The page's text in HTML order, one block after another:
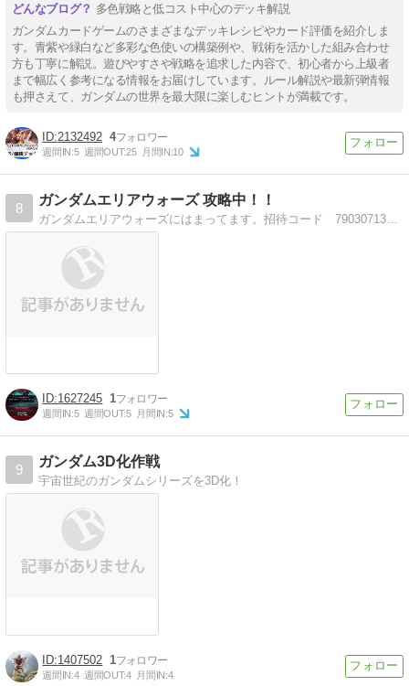
多色戦略と低コスト中心のデッキ解説
ガンダムカードゲームのさまざまなデッキレシピやカード評価を紹介しま
す。青紫や緑白など多彩な色使いの構築例や、戦術を活かした組み合わせ
方も丁寧に解説。遊びやすさや戦略を追求した内容で、初心者から上級者
まで幅広く参考になる情報をお届けしています。ルール解説や最新弾情報
も押さえて、ガンダムの世界を最大限に楽しむヒントが満載です。
2132492 4
週間IN:5 週間OUT:25 月間IN:10
8
ガンダムエリアウォーズ 攻略中！！
ガンダムエリアウォーズにはまってます。招待コード 790307130657 よかったら使ってください。
1627245 1
週間IN:5 週間OUT:5 月間IN:5
9
ガンダム3D化作戦
宇宙世紀のガンダムシリーズを3D化！
1407502 1
週間IN:4 週間OUT:4 月間IN:4